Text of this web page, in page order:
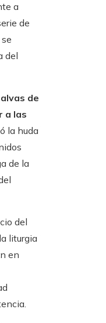
a
de
del
de
a las
la huda
de la
del
liturgia
en